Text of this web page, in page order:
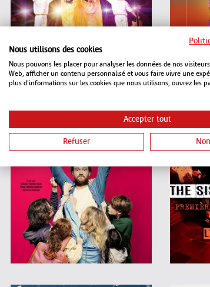
Nous utilisons des cookies
Nous pouvons les placer pour analyser les données de nos
Web, afficher un contenu personnalisé et vous faire vivre une
plus d'informations sur les cookies que nous utilisons, ouvrez les
Accepter tout
Refuser